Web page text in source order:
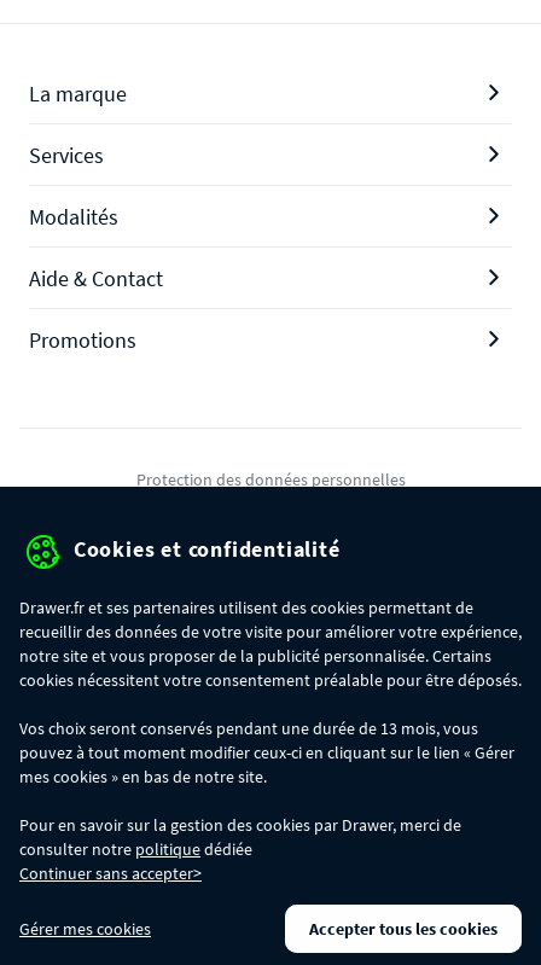
La marque
Services
Modalités
Aide & Contact
Promotions
Protection des données personnelles
Gérer mes cookies
commande :
- 30€ sur votre commande dès 300€ d'achat, avec le code BIKINI30
- 50€ sur votre commande dès 500€ d'achat, avec le code BIKINI50
Les codes BIKINI30, BIKINI50 et BIKINI100 ne sont valables que sur
www.drawer.fr; ils ne sont pas cumulables entre eux, ni avec d'autres codes
promotionnels. La remise se calculera automatiquement dans votre panier
lors de la saisie du code adéquat.
DRAWER DAYS- Du 29/07 au 11/08 inclus : profitez de remises allant jusqu'à
-50% sur une large sélection de produits. Opération valable dans la limite des
Cookies et confidentialité
Drawer.fr et ses partenaires utilisent des cookies permettant de
recueillir des données de votre visite pour améliorer votre expérience,
notre site et vous proposer de la publicité personnalisée. Certains
cookies nécessitent votre consentement préalable pour être déposés.
Vos choix seront conservés pendant une durée de 13 mois, vous
pouvez à tout moment modifier ceux-ci en cliquant sur le lien « Gérer
mes cookies » en bas de notre site.
Pour en savoir sur la gestion des cookies par Drawer, merci de
consulter notre politiquedédiée
Continuer sans accepter>
Gérer mes cookies Accepter tous les cookies